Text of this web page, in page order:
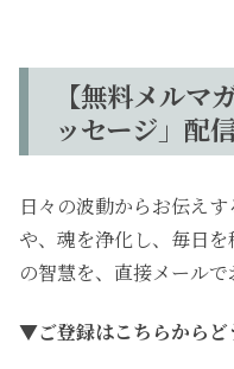
【無料メルマ
ッセージ」配
日々の波動からお伝えす
や、魂を浄化し、毎日
の智慧を、直接メールで
▼ご登録はこちらからど